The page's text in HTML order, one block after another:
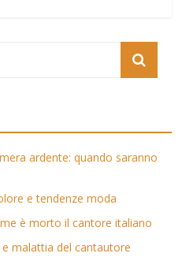
ardente: quando saranno
e tendenze moda
è morto il cantore italiano
malattia del cantautore